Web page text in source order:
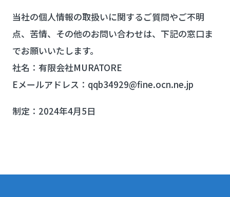
当社の個人情報の取扱いに関するご質問やご不明
点、苦情、その他のお問い合わせは、下記の窓口ま
でお願いいたします。
社名：有限会社MURATORE
Eメールアドレス：qqb34929@fine.ocn.ne.jp
制定：2024年4月5日